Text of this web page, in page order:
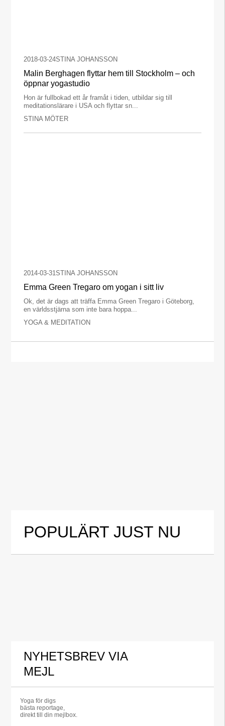
2018-03-24STINA JOHANSSON
Malin Berghagen flyttar hem till Stockholm – och
öppnar yogastudio
Hon är fullbokad ett år framåt i tiden, utbildar sig till
meditationslärare i USA och flyttar sn...
STINA MÖTER
2014-03-31STINA JOHANSSON
Emma Green Tregaro om yogan i sitt liv
Ok, det är dags att träffa Emma Green Tregaro i Göteborg,
en världsstjärna som inte bara hoppa...
YOGA & MEDITATION
POPULÄRT JUST NU
NYHETSBREV VIA
MEJL
Yoga för digs
bästa reportage,
direkt till din mejlbox.